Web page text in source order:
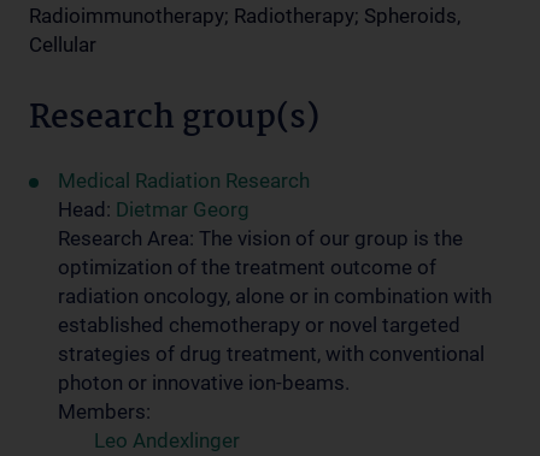
Radioimmunotherapy; Radiotherapy; Spheroids,
Cellular
Research group(s)
Medical Radiation Research
Head: Dietmar Georg
Research Area: The vision of our group is the
optimization of the treatment outcome of
radiation oncology, alone or in combination with
established chemotherapy or novel targeted
strategies of drug treatment, with conventional
photon or innovative ion-beams.
Members:
Leo Andexlinger